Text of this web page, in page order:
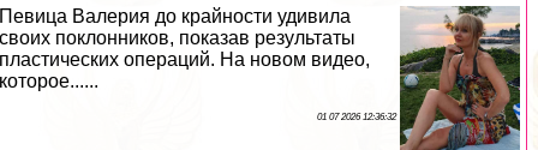
Певица Валерия до крайности удивила
своих поклонников, показав результаты
пластических операций. На новом видео,
которое......
01 07 2026 12:36:32